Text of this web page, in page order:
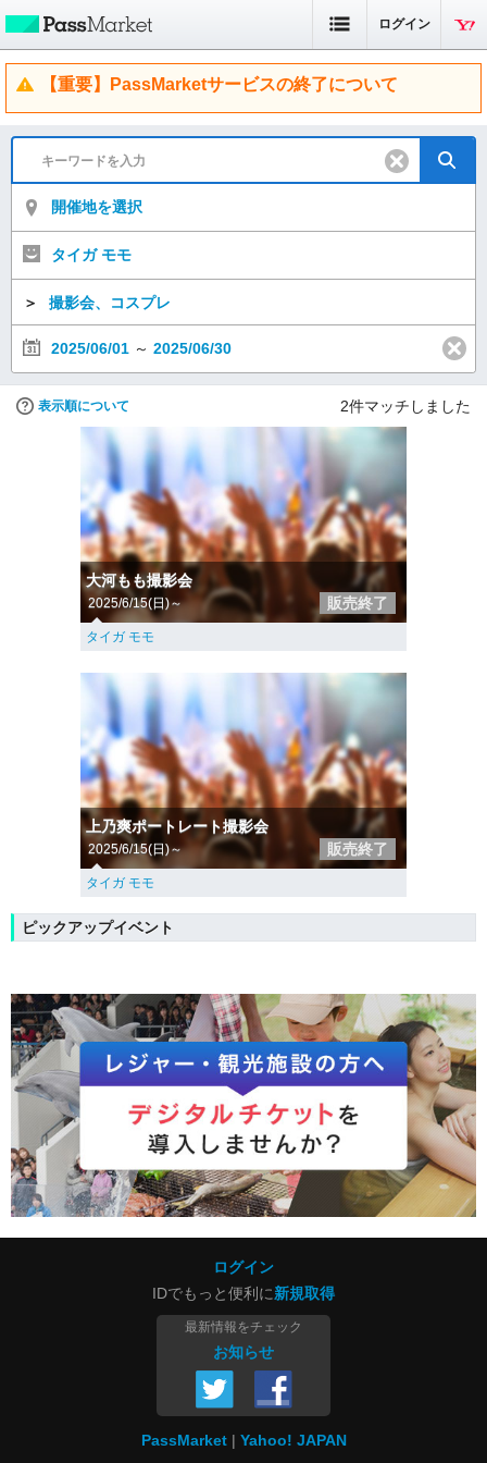
ログイン
【重要】PassMarketサービスの終了について
開催地を選択
タイガ モモ
＞ 撮影会、コスプレ
2025/06/01 ～ 2025/06/30
表示順について 2件マッチしました
大河もも撮影会
2025/6/15(日)～ 販売終了
タイガ モモ
上乃爽ポートレート撮影会
2025/6/15(日)～ 販売終了
タイガ モモ
ピックアップイベント
ログイン
IDでもっと便利に新規取得
最新情報をチェック
お知らせ
PassMarket Yahoo! JAPAN